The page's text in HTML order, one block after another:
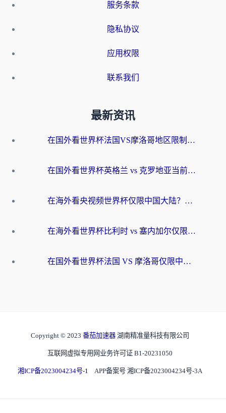
服务条款
隐私协议
应用权限
联系我们
最新资讯
在国外看世界杯法国VS摩洛哥地区限制？这篇指南让你流畅看中文解说无压力
在国外看世界杯英格兰 vs 克罗地亚当前地区不可播放？这篇指南帮你搞定所有海外观赛难题
在海外看央视频世界杯仅限中国大陆？这篇指南帮你解锁中文解说+无卡顿直播
在海外看世界杯比利时 vs 塞内加尔仅限中国大陆？我找到了最流畅的中文解说之路
在国外看世界杯法国 VS 摩洛哥仅限中国大陆？海外党这样看中文解说赛事不卡顿
Copyright © 2023 番茄加速器 湖南精准量科技有限公司
互联网虚拟专用网业务许可证 B1-20231050
湘ICP备2023004234号-1 APP备案号 湘ICP备2023004234号-3A